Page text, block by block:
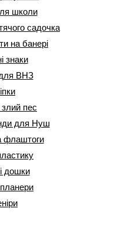
школи
садочка
на банері
знаки
ВНЗ
пес
для Нуш
флаштоги
дошки
планери